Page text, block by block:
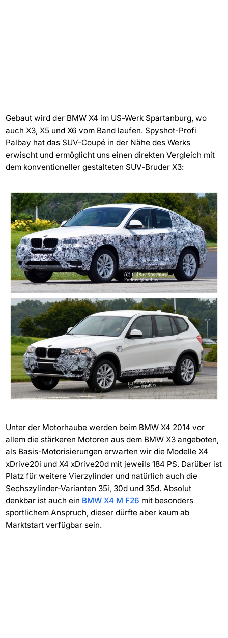
Gebaut wird der BMW X4 im US-Werk Spartanburg, wo
auch X3, X5 und X6 vom Band laufen. Spyshot-Profi
Palbay hat das SUV-Coupé in der Nähe des Werks
erwischt und ermöglicht uns einen direkten Vergleich mit
dem konventioneller gestalteten SUV-Bruder X3:
Unter der Motorhaube werden beim BMW X4 2014 vor
allem die stärkeren Motoren aus dem BMW X3 angeboten,
als Basis-Motorisierungen erwarten wir die Modelle X4
xDrive20i und X4 xDrive20d mit jeweils 184 PS. Darüber ist
Platz für weitere Vierzylinder und natürlich auch die
Sechszylinder-Varianten 35i, 30d und 35d. Absolut
denkbar ist auch ein BMW X4 M F26 mit besonders
sportlichem Anspruch, dieser dürfte aber kaum ab
Marktstart verfügbar sein.